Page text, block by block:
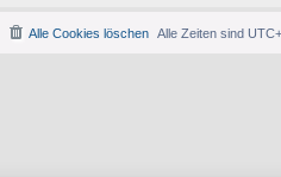
Alle Zeiten sind
Alle Cookies löschen